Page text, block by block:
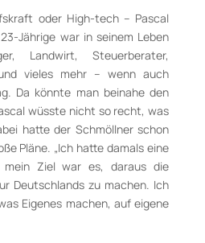
oder High-tech – Pascal
Jährige war in seinem Leben
Landwirt, Steuerberater,
vieles mehr – wenn auch
Da könnte man beinahe den
wüsste nicht so recht, was
hatte der Schmöllner schon
Pläne. „Ich hatte damals eine
mein Ziel war es, daraus die
Deutschlands zu machen. Ich
Eigenes machen, auf eigene